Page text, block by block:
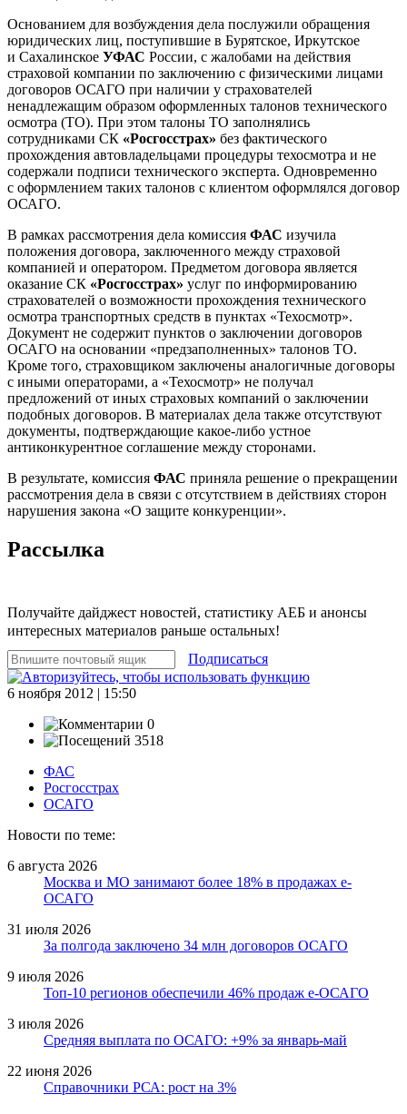
Основанием для возбуждения дела послужили обращения
юридических лиц, поступившие в Бурятское, Иркутское
и Сахалинское УФАС России, с жалобами на действия
страховой компании по заключению с физическими лицами
договоров ОСАГО при наличии у страхователей
ненадлежащим образом оформленных талонов технического
осмотра (ТО). При этом талоны ТО заполнялись
сотрудниками СК «Росгосстрах» без фактического
прохождения автовладельцами процедуры техосмотра и не
содержали подписи технического эксперта. Одновременно
с оформлением таких талонов с клиентом оформлялся договор
ОСАГО.
В рамках рассмотрения дела комиссия ФАС изучила
положения договора, заключенного между страховой
компанией и оператором. Предметом договора является
оказание СК «Росгосстрах» услуг по информированию
страхователей о возможности прохождения технического
осмотра транспортных средств в пунктах «Техосмотр».
Документ не содержит пунктов о заключении договоров
ОСАГО на основании «предзаполненных» талонов ТО.
Кроме того, страховщиком заключены аналогичные договоры
с иными операторами, а «Техосмотр» не получал
предложений от иных страховых компаний о заключении
подобных договоров. В материалах дела также отсутствуют
документы, подтверждающие какое-либо устное
антиконкурентное соглашение между сторонами.
В результате, комиссия ФАС приняла решение о прекращении
рассмотрения дела в связи с отсутствием в действиях сторон
нарушения закона «О защите конкуренции».
Рассылка
Получайте дайджест новостей, статистику АЕБ и анонсы
интересных материалов раньше остальных!
Подписаться
6 ноября 2012 | 15:50
0
3518
ФАС
Росгосстрах
ОСАГО
Новости по теме:
6 августа 2026
Москва и МО занимают более 18% в продажах е-
ОСАГО
31 июля 2026
За полгода заключено 34 млн договоров ОСАГО
9 июля 2026
Топ-10 регионов обеспечили 46% продаж е-ОСАГО
3 июля 2026
Средняя выплата по ОСАГО: +9% за январь-май
22 июня 2026
Справочники РСА: рост на 3%